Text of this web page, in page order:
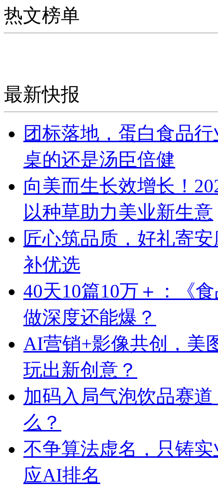
热文榜单
最新快报
团标落地，蛋白食品
桌的还是汤臣倍健
向美而生长效增长！
以种草助力美业新生意
匠心筑品质，好礼寄
补优选
40天10篇10万＋：《
做深度还能爆？
AI营销+影像共创，美
玩出新创意？
加码入局气泡饮品赛
么？
不争算法虚名，只铸
应AI排名